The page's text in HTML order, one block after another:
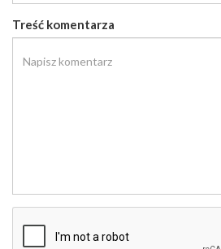
Treść komentarza